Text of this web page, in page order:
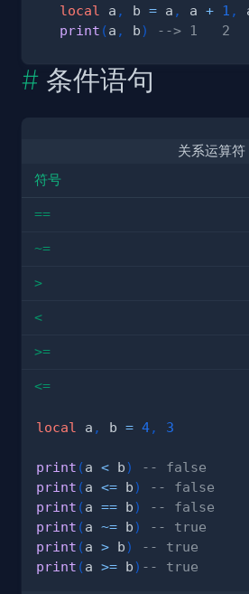
local
a , b = a , a + 1 ,
print (a , b) --> 1   2
条件语句
关系运算符
符号
==
~=
>
<
>=
<=
local a , b = 4, 3
print (a < b)
-- false
print (a <= b)
-- false
print (a == b)
-- false
print (a ~= b)
-- true
print (a > b)
-- true
print (a >= b) -- true